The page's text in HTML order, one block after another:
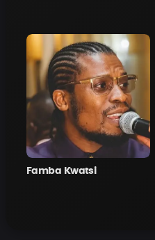
Famba Kwatsi